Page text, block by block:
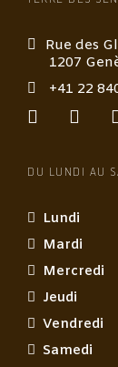
Rue des
1207
+41 22
DU LUNDI AU
Lundi
Mardi
Mercredi
Jeudi
Vendredi
Samedi